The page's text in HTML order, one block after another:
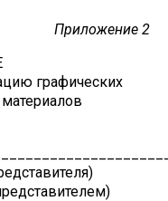
Приложение 2
графических